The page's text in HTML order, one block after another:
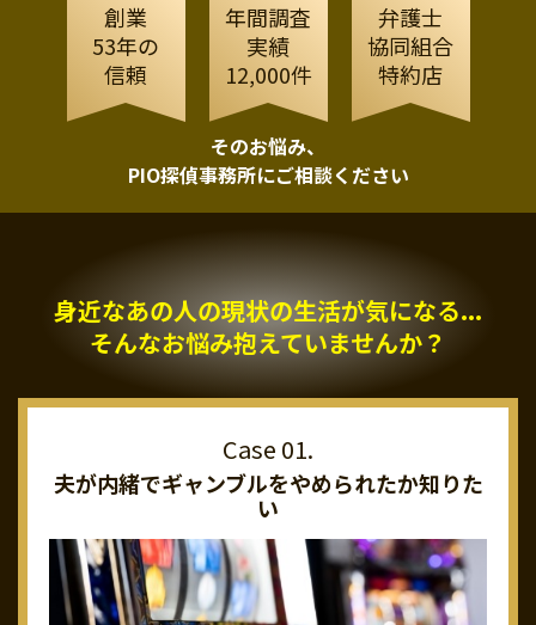
創業
53年の
信頼
年間調査
実績
12,000件
弁護士
協同組合
特約店
そのお悩み、
PIO探偵事務所にご相談ください
身近なあの人の現状の生活が気になる...
そんなお悩み抱えていませんか？
夫が内緒でギャンブルをやめられたか知りた
い